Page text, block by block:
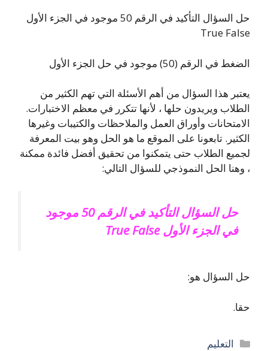
حل السؤال التأكيد في الرقم 50 موجود في الجزء الأول
True False
الضغط في الرقم (50) موجود في حل الجزء الأول
يعتبر هذا السؤال من أهم الأسئلة التي تهم الكثير من
الطلاب ويريدون حلها ، لأنها تتكرر في معظم الاختبارات.
الامتحانات وأوراق العمل والملاحظات والكتيبات وغيرها
الكثير. تابعونا على الموقع ما هو الحل وهو بيت المعرفة
لجميع الطلاب حتى يتمكنوا من تحقيق أفضل فائدة ممكنة
، وهنا الحل النموذجي للسؤال التالي:
حل السؤال التأكيد في الرقم 50 موجود
في الجزء الأول True False
حل السؤال هو:
حقا.
التصنيفات
التعليم